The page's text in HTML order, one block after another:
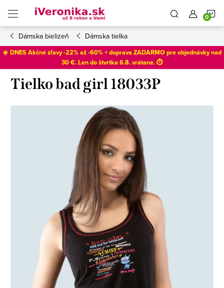
obsah
Dámska bielizeň Dámska tielka
☀️ DNES Akčné zľavy -22% až -60% + doprava ZADARMO pre objednávky nad
30 €. Len doštvrtka 6.8. vrátane. ⏱️
Tielko bad girl 18033P